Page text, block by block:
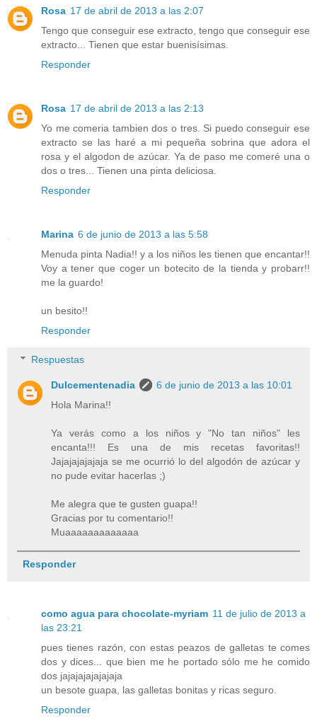
Rosa 17 de abril de 2013 a las 2:07
Tengo que conseguir ese extracto, tengo que conseguir ese
extracto... Tienen que estar buenisísimas.
Responder
Rosa 17 de abril de 2013 a las 2:13
Yo me comeria tambien dos o tres. Si puedo conseguir ese
extracto se las haré a mi pequeña sobrina que adora el
rosa y el algodon de azúcar. Ya de paso me comeré una o
dos o tres... Tienen una pinta deliciosa.
Responder
Marina 6 de junio de 2013 a las 5:58
Menuda pinta Nadia!! y a los niños les tienen que encantar!!
Voy a tener que coger un botecito de la tienda y probarr!!
me la guardo!
un besito!!
Responder
Respuestas
Dulcementenadia
6 de junio de 2013 a las 10:01
Hola Marina!!
Ya verás como a los niños y "No tan niños" les
encanta!!! Es una de mis recetas favoritas!!
Jajajajajajaja se me ocurrió lo del algodón de azúcar y
no pude evitar hacerlas ;)
Me alegra que te gusten guapa!!
Gracias por tu comentario!!
Muaaaaaaaaaaaaa
Responder
como agua para chocolate-myriam 11 de julio de 2013 a
las 23:21
pues tienes razón, con estas peazos de galletas te comes
dos y dices... que bien me he portado sólo me he comido
dos jajajajajajajaja
un besote guapa, las galletas bonitas y ricas seguro.
Responder